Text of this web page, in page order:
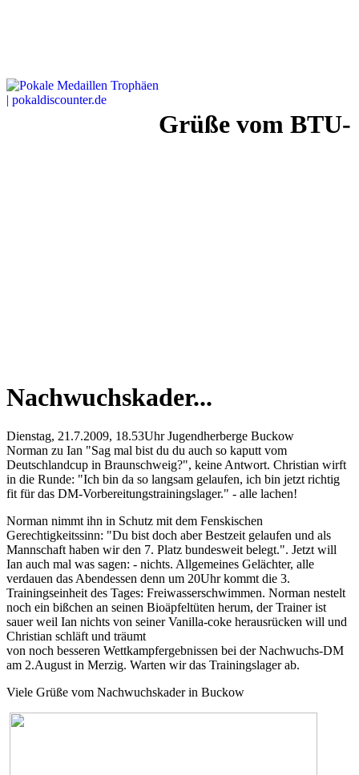
Grüße vom BTU-
Nachwuchskader...
Dienstag, 21.7.2009, 18.53Uhr Jugendherberge Buckow
Norman zu Ian "Sag mal bist du du auch so kaputt vom
Deutschlandcup in Braunschweig?", keine Antwort. Christian wirft
in die Runde: "Ich bin da so langsam gelaufen, ich bin jetzt richtig
fit für das DM-Vorbereitungstrainingslager." - alle lachen!
Norman nimmt ihn in Schutz mit dem Fenskischen
Gerechtigkeitssinn: "Du bist doch aber Bestzeit gelaufen und als
Mannschaft haben wir den 7. Platz bundesweit belegt.". Jetzt will
Ian auch mal was sagen: - nichts. Allgemeines Gelächter, alle
verdauen das Abendessen denn um 20Uhr kommt die 3.
Trainingseinheit des Tages: Freiwasserschwimmen. Norman nestelt
noch ein bißchen an seinen Bioäpfeltüten herum, der Trainer ist
sauer weil Ian nichts von seiner Vanilla-coke herausrücken will und
Christian schläft und träumt
von noch besseren Wettkampfergebnissen bei der Nachwuchs-DM
am 2.August in Merzig. Warten wir das Trainingslager ab.
Viele Grüße vom Nachwuchskader in Buckow